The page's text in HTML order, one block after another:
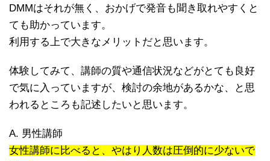
DMMはそれが無く、おかげで発音も聞き取れやすくと
ても助かっています。
利用する上で大きなメリットだと思います。
体験してみて、講師の質や通信状況などがとても良好
で気に入っていますが、検討の余地があるかな、と思
われるところも記述したいと思います。
A. 男性講師
女性講師に比べると、やはり人数は圧倒的に少ないで